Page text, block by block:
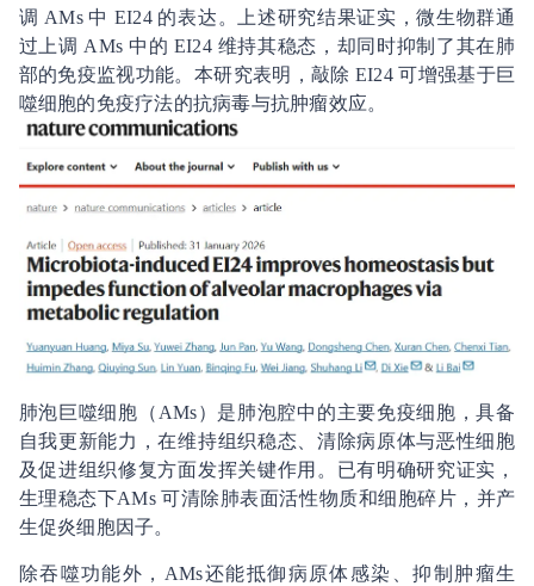
调 AMs 中 EI24 的表达。上述研究结果证实，微生物群通
过上调 AMs 中的 EI24 维持其稳态，却同时抑制了其在肺
部的免疫监视功能。本研究表明，敲除 EI24 可增强基于巨
噬细胞的免疫疗法的抗病毒与抗肿瘤效应。
肺泡巨噬细胞（AMs）是肺泡腔中的主要免疫细胞，具备
自我更新能力，在维持组织稳态、清除病原体与恶性细胞
及促进组织修复方面发挥关键作用。已有明确研究证实，
生理稳态下AMs 可清除肺表面活性物质和细胞碎片，并产
生促炎细胞因子。
除吞噬功能外，AMs还能抵御病原体感染、抑制肿瘤生